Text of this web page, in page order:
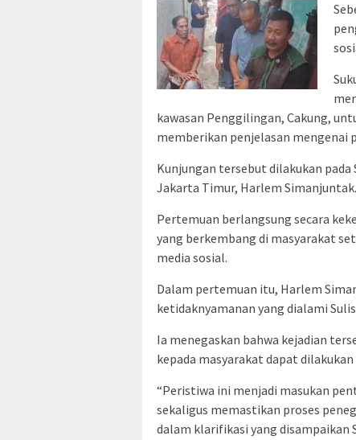
kawasan Penggilingan, Cakung,
memberikan penjelasan mengenai
Kunjungan tersebut dilakukan
Jakarta Timur, Harlem Simanjuntak.
Pertemuan berlangsung secara
yang berkembang di masyarakat
media sosial.
Dalam pertemuan itu, Harlem
ketidaknyamanan yang dialami
Ia menegaskan bahwa kejadian
kepada masyarakat dapat
“Peristiwa ini menjadi masukan
sekaligus memastikan proses
dalam klarifikasi yang disampaikan